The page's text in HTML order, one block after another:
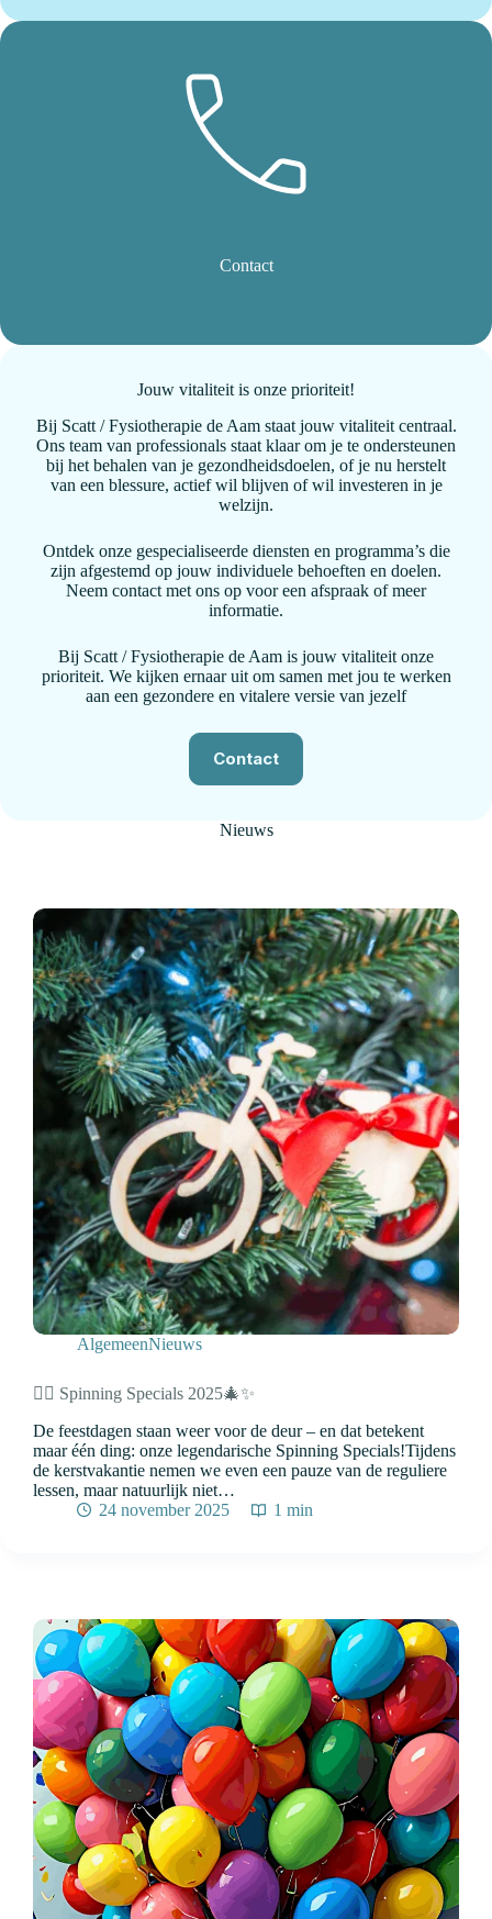
Contact
Jouw vitaliteit is onze prioriteit!
Bij Scatt / Fysiotherapie de Aam staat jouw vitaliteit centraal.
Ons team van professionals staat klaar om je te ondersteunen
bij het behalen van je gezondheidsdoelen, of je nu herstelt
van een blessure, actief wil blijven of wil investeren in je
welzijn.
Ontdek onze gespecialiseerde diensten en programma’s die
zijn afgestemd op jouw individuele behoeften en doelen.
Neem contact met ons op voor een afspraak of meer
informatie.
Bij Scatt / Fysiotherapie de Aam is jouw vitaliteit onze
prioriteit. We kijken ernaar uit om samen met jou te werken
aan een gezondere en vitalere versie van jezelf
Contact
Nieuws
AlgemeenNieuws
🚴‍♀️ Spinning Specials 2025🎄✨
De feestdagen staan weer voor de deur – en dat betekent
maar één ding: onze legendarische Spinning Specials!Tijdens
de kerstvakantie nemen we even een pauze van de reguliere
lessen, maar natuurlijk niet…
24 november 2025
1 min